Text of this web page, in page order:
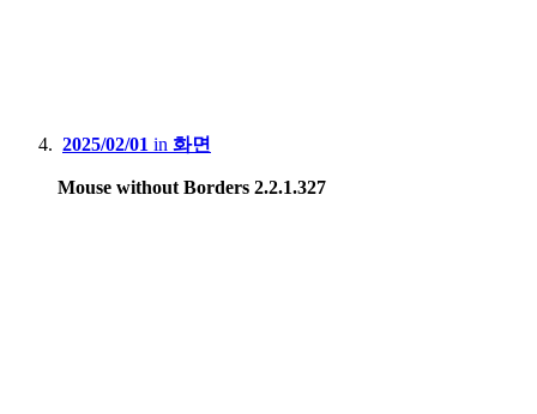
2025/02/01 in 화면
Mouse without Borders 2.2.1.327